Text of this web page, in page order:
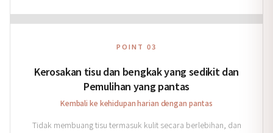
POINT 03
Kerosakan tisu dan bengkak yang sedikit dan
Pemulihan yang pantas
Kembali ke kehidupan harian dengan pantas
Tidak membuang tisu termasuk kulit secara berlebihan, dan